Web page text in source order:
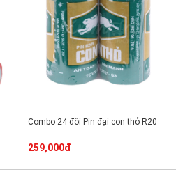
Combo 24 đôi Pin đại con thỏ R20
259,000đ